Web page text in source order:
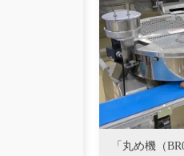
「丸め機（